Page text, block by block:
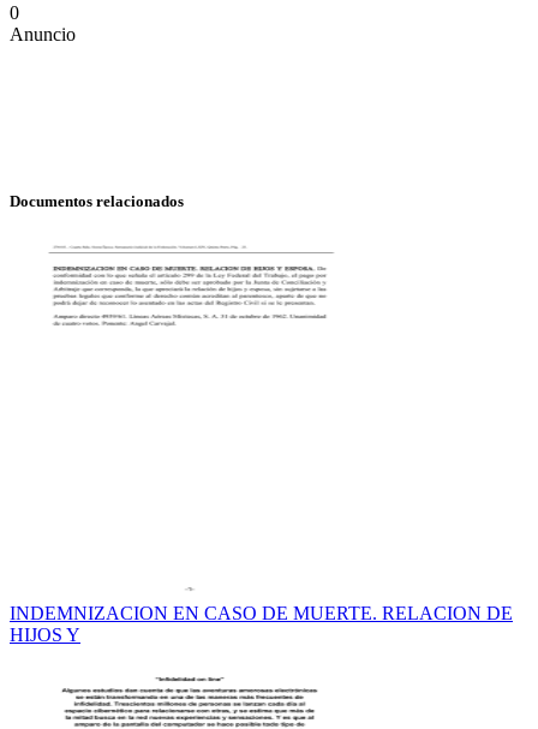
0
Anuncio
Documentos relacionados
INDEMNIZACION EN CASO DE MUERTE. RELACION DE
HIJOS Y